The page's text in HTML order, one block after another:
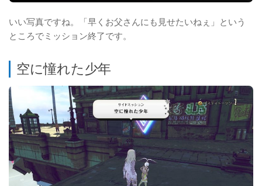
いい写真ですね。「早くお父さんにも見せたいねぇ」という
ところでミッション終了です。
空に憧れた少年